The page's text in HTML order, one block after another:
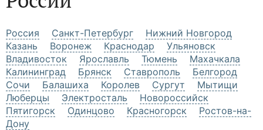
Россия Санкт-Петербург
Нижний Новгород
Казань
Воронеж Краснодар
Ульяновск
Владивосток
Ярославль Тюмень
Махачкала
Калининград
Брянск Ставрополь
Белгород
Сочи
Балашиха Королев Сургут
Мытищи
Люберцы
Электросталь
Новороссийск
Пятигорск
Одинцово Красногорск
Ростов-на-
Дону